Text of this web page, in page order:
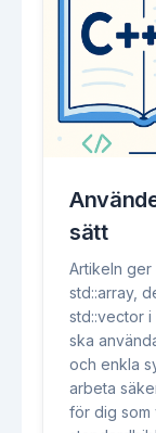
sätt
Artikeln ger
std::array,
std::vector
ska
och enkla
arbeta
för dig som